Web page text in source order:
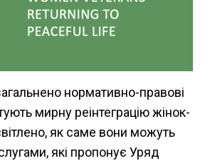
нормативно-правові
мирну реінтеграцію жінок-
як саме вони можуть
які пропонує Уряд